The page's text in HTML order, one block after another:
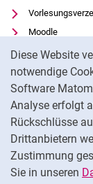
Diese Website
notwendige
Software
Analyse erfolgt
Rückschlüsse
Drittanbietern
Zustimmung
Sie in unseren
Moodle
Panopto
Datenschutz
Barrierefreiheit
Transparenter
Impressum